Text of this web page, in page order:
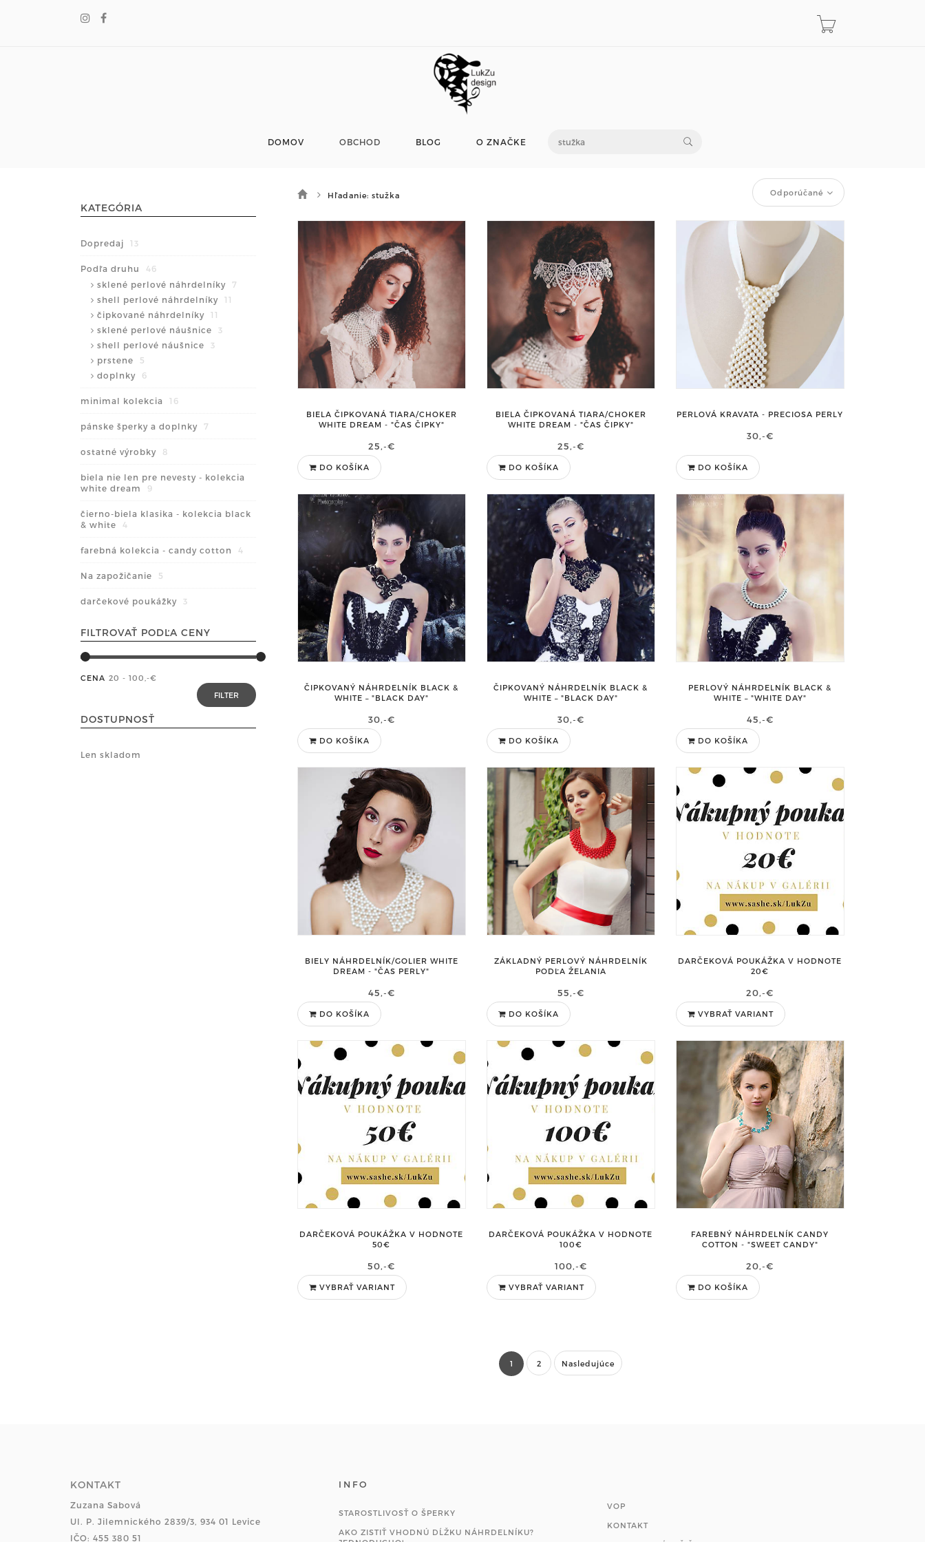
DOMOV OBCHOD BLOG O ZNAČKE
KATEGÓRIA
Dopredaj 13
Podľa druhu
46
sklené perlové náhrdelníky
7
shell perlové náhrdelníky
11
čipkované náhrdelníky
11
sklené perlové náušnice
3
shell perlové náušnice
3
prstene
5
doplnky
6
minimal kolekcia 16
pánske šperky a doplnky 7
ostatné výrobky 8
biela nie len pre nevesty - kolekcia
white dream
9
čierno-biela klasika - kolekcia black
& white
4
farebná kolekcia - candy cotton 4
Na zapožičanie 5
darčekové poukážky 3
FILTROVAŤ PODĽA CENY
CENA 20 - 100 ,-€
DOSTUPNOSŤ
Len skladom
Hľadanie: stužka Odporúčané
BIELA ČIPKOVANÁ TIARA/CHOKER
WHITE DREAM - "ČAS ČIPKY"
25,-€
DO KOŠÍKA
BIELA ČIPKOVANÁ TIARA/CHOKER
WHITE DREAM - "ČAS ČIPKY"
25,-€
DO KOŠÍKA
PERLOVÁ KRAVATA - PRECIOSA PERLY
30,-€
DO KOŠÍKA
ČIPKOVANÝ NÁHRDELNÍK BLACK &
WHITE – "BLACK DAY"
30,-€
DO KOŠÍKA
ČIPKOVANÝ NÁHRDELNÍK BLACK &
WHITE – "BLACK DAY"
30,-€
DO KOŠÍKA
PERLOVÝ NÁHRDELNÍK BLACK &
WHITE – "WHITE DAY"
45,-€
DO KOŠÍKA
BIELY NÁHRDELNÍK/GOLIER WHITE
DREAM - "ČAS PERLY"
45,-€
DO KOŠÍKA
ZÁKLADNÝ PERLOVÝ NÁHRDELNÍK
PODĽA ŽELANIA
55,-€
DO KOŠÍKA
DARČEKOVÁ POUKÁŽKA V HODNOTE
20€
20,-€
VYBRAŤ VARIANT
DARČEKOVÁ POUKÁŽKA V HODNOTE
50€
50,-€
VYBRAŤ VARIANT
DARČEKOVÁ POUKÁŽKA V HODNOTE
100€
100,-€
VYBRAŤ VARIANT
FAREBNÝ NÁHRDELNÍK CANDY
COTTON - "SWEET CANDY"
20,-€
DO KOŠÍKA
1 2 Nasledujúce
KONTAKT
Zuzana Sabová
Ul. P. Jilemnického 2839/3, 934 01 Levice
IČO: 455 380 51
INFO
STAROSTLIVOSŤ O ŠPERKY
AKO ZISTIŤ VHODNÚ DĹŽKU NÁHRDELNÍKU?
VOP
KONTAKT